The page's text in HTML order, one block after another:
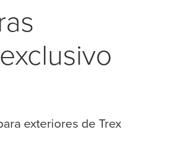
exteriores de Trex